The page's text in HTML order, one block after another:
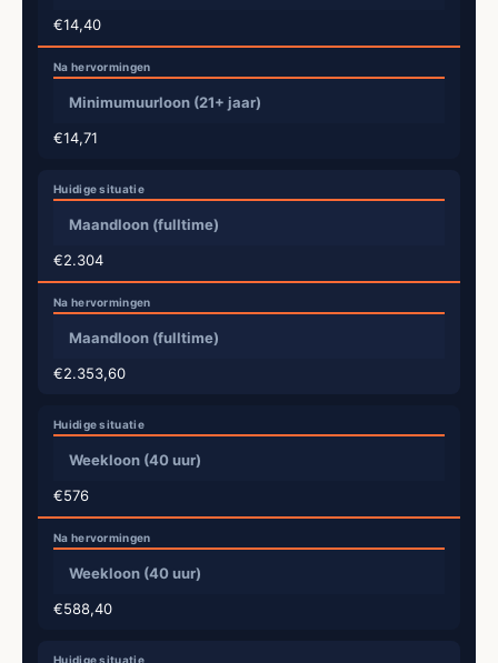
€14,40
Minimumuurloon (21+ jaar)
€14,71
Maandloon (fulltime)
€2.304
Maandloon (fulltime)
€2.353,60
Weekloon (40 uur)
€576
Weekloon (40 uur)
€588,40